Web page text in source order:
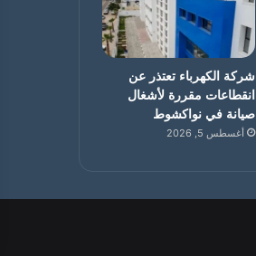
شركة الكهرباء تعتذر عن
انقطاعات مقررة لأشغال
صيانة في نواكشوط
أغسطس 5, 2026